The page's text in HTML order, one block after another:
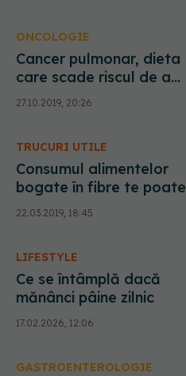
ONCOLOGIE
Cancer pulmonar, dieta
care scade riscul de a
dezvolta această
afecțiune
27.10.2019, 20:26
TRUCURI UTILE
Consumul alimentelor
bogate în fibre te poate
proteja de boli grave
22.03.2019, 18:45
LIFESTYLE
Ce se întâmplă dacă
mănânci pâine zilnic
17.02.2026, 12:06
GASTROENTEROLOGIE